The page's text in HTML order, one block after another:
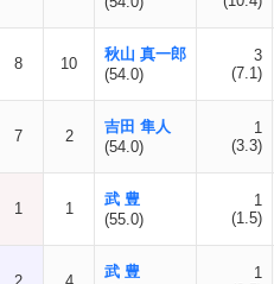
8 10
秋山 真一郎
(54.0)
3
(7.1)
7 2
吉田 隼人
(54.0)
1
(3.3)
1 1
武 豊
(55.0)
1
(1.5)
武 豊
1